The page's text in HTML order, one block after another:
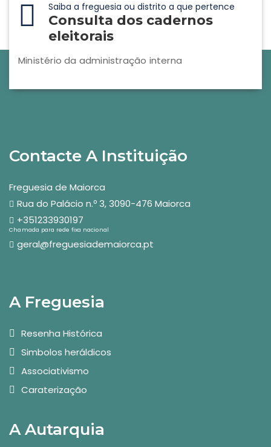
Saiba a freguesia ou distrito a que pertence
Consulta dos cadernos
eleitorais
Ministério da administração interna
Contacte A Instituição
Freguesia de Maiorca
Rua do Palácio n.º 3, 3090-476 Maiorca
+351233930197
Chamada para rede fixa nacional
geral@freguesiademaiorca.pt
A Freguesia
Resenha Histórica
Simbolos heráldicos
Associativismo
Caraterização
A Autarquia